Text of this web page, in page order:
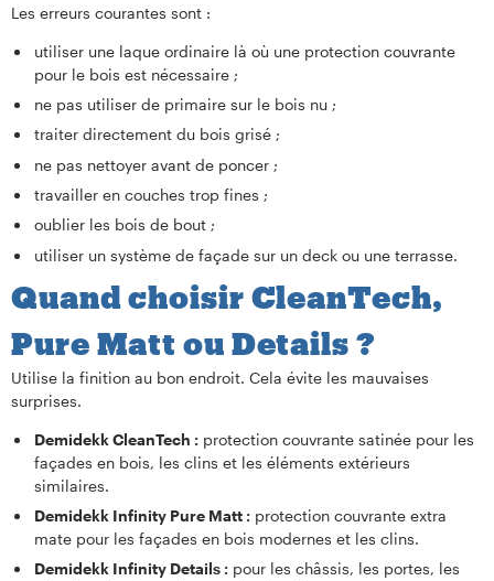
Les erreurs courantes sont :
utiliser une laque ordinaire là où une protection couvrante
pour le bois est nécessaire ;
ne pas utiliser de primaire sur le bois nu ;
traiter directement du bois grisé ;
ne pas nettoyer avant de poncer ;
travailler en couches trop fines ;
oublier les bois de bout ;
utiliser un système de façade sur un deck ou une terrasse.
Quand choisir CleanTech,
Pure Matt ou Details ?
Utilise la finition au bon endroit. Cela évite les mauvaises
surprises.
Demidekk CleanTech :protection couvrante satinée pour les
façades en bois, les clins et les éléments extérieurs
similaires.
Demidekk Infinity Pure Matt :protection couvrante extra
mate pour les façades en bois modernes et les clins.
Demidekk Infinity Details :pour les châssis, les portes, les